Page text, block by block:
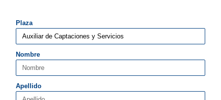
Plaza
Nombre
Apellido